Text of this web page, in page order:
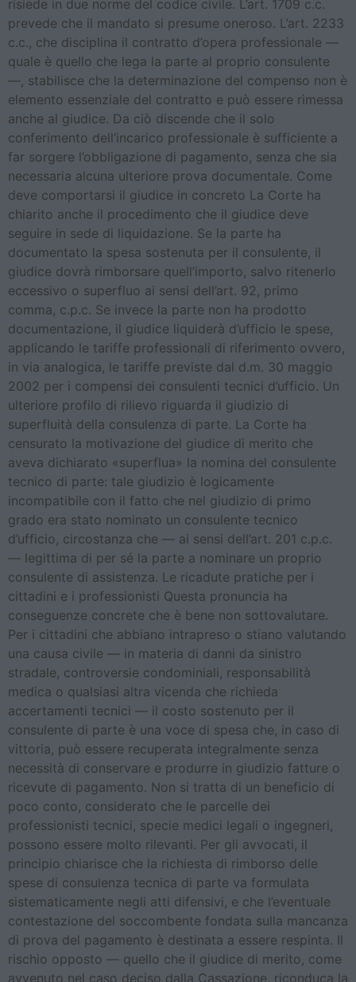
risiede in due norme del codice civile. L’art. 1709 c.c.
prevede che il mandato si presume oneroso. L’art. 2233
c.c., che disciplina il contratto d’opera professionale —
quale è quello che lega la parte al proprio consulente
—, stabilisce che la determinazione del compenso non è
elemento essenziale del contratto e può essere rimessa
anche al giudice. Da ciò discende che il solo
conferimento dell’incarico professionale è sufficiente a
far sorgere l’obbligazione di pagamento, senza che sia
necessaria alcuna ulteriore prova documentale. Come
deve comportarsi il giudice in concreto La Corte ha
chiarito anche il procedimento che il giudice deve
seguire in sede di liquidazione. Se la parte ha
documentato la spesa sostenuta per il consulente, il
giudice dovrà rimborsare quell’importo, salvo ritenerlo
eccessivo o superfluo ai sensi dell’art. 92, primo
comma, c.p.c. Se invece la parte non ha prodotto
documentazione, il giudice liquiderà d’ufficio le spese,
applicando le tariffe professionali di riferimento ovvero,
in via analogica, le tariffe previste dal d.m. 30 maggio
2002 per i compensi dei consulenti tecnici d’ufficio. Un
ulteriore profilo di rilievo riguarda il giudizio di
superfluità della consulenza di parte. La Corte ha
censurato la motivazione del giudice di merito che
aveva dichiarato «superflua» la nomina del consulente
tecnico di parte: tale giudizio è logicamente
incompatibile con il fatto che nel giudizio di primo
grado era stato nominato un consulente tecnico
d’ufficio, circostanza che — ai sensi dell’art. 201 c.p.c.
— legittima di per sé la parte a nominare un proprio
consulente di assistenza. Le ricadute pratiche per i
cittadini e i professionisti Questa pronuncia ha
conseguenze concrete che è bene non sottovalutare.
Per i cittadini che abbiano intrapreso o stiano valutando
una causa civile — in materia di danni da sinistro
stradale, controversie condominiali, responsabilità
medica o qualsiasi altra vicenda che richieda
accertamenti tecnici — il costo sostenuto per il
consulente di parte è una voce di spesa che, in caso di
vittoria, può essere recuperata integralmente senza
necessità di conservare e produrre in giudizio fatture o
ricevute di pagamento. Non si tratta di un beneficio di
poco conto, considerato che le parcelle dei
professionisti tecnici, specie medici legali o ingegneri,
possono essere molto rilevanti. Per gli avvocati, il
principio chiarisce che la richiesta di rimborso delle
spese di consulenza tecnica di parte va formulata
sistematicamente negli atti difensivi, e che l’eventuale
contestazione del soccombente fondata sulla mancanza
di prova del pagamento è destinata a essere respinta. Il
rischio opposto — quello che il giudice di merito, come
avvenuto nel caso deciso dalla Cassazione, riconduca la